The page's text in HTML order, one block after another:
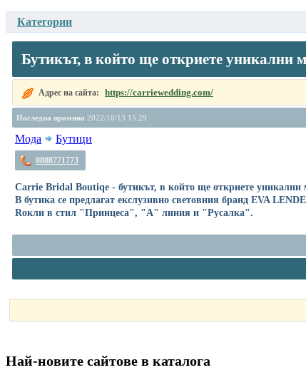
Категории
Бутикът, в който ще откриете уникални
Адрес на сайта: https://carriewedding.com/
Последна промяна 2022/10/13 15:29
Мода Бутици
0888771773
Carrie Bridal Boutiqe - бутикът, в който ще откриете уникални
В бутика се предлагат екслузивно световния бранд EVA
Rокли в стил "Принцеса", "А" линия и "Русалка".
Най-новите сайтoве в каталога